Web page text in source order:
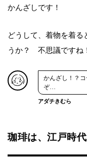
かんざしです！
どうして、着物を着る
うか？ 不思議ですね
かんざし！？
ぞ…
アダチきむら
珈琲は、江戸時